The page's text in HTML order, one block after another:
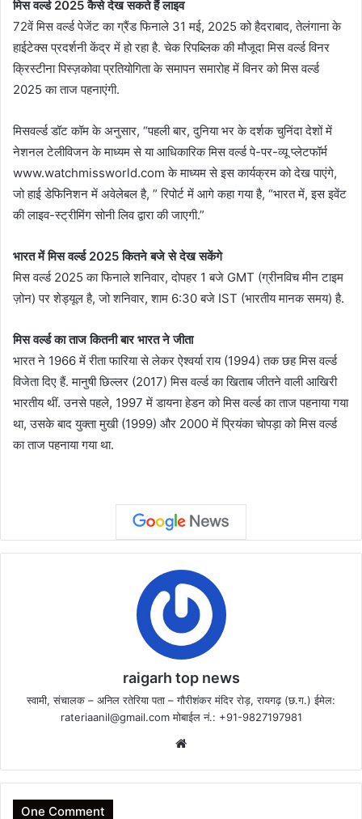
मिस वर्ल्ड 2025 कैसे देख सकते हैं लाइव
72वें मिस वर्ल्ड पेजेंट का ग्रैंड फिनाले 31 मई, 2025 को हैदराबाद, तेलंगाना के
हाईटेक्स प्रदर्शनी केंद्र में हो रहा है. चेक रिपब्लिक की मौजूदा मिस वर्ल्ड विनर
क्रिस्टीना पिस्ज़कोवा प्रतियोगिता के समापन समारोह में विनर को मिस वर्ल्ड
2025 का ताज पहनाएंगी.
मिसवर्ल्ड डॉट कॉम के अनुसार, “पहली बार, दुनिया भर के दर्शक चुनिंदा देशों में
नेशनल टेलीविजन के माध्यम से या आधिकारिक मिस वर्ल्ड पे-पर-व्यू प्लेटफॉर्म
www.watchmissworld.com के माध्यम से इस कार्यक्रम को देख पाएंगे,
जो हाई डेफिनिशन में अवेलेबल है, ” रिपोर्ट में आगे कहा गया है, “भारत में, इस इवेंट
की लाइव-स्ट्रीमिंग सोनी लिव द्वारा की जाएगी.”
भारत में मिस वर्ल्ड 2025 कितने बजे से देख सकेंगे
मिस वर्ल्ड 2025 का फिनाले शनिवार, दोपहर 1 बजे GMT (ग्रीनविच मीन टाइम
ज़ोन) पर शेड्यूल है, जो शनिवार, शाम 6:30 बजे IST (भारतीय मानक समय) है.
मिस वर्ल्ड का ताज कितनी बार भारत ने जीता
भारत ने 1966 में रीता फारिया से लेकर ऐश्वर्या राय (1994) तक छह मिस वर्ल्ड
विजेता दिए हैं. मानुषी छिल्लर (2017) मिस वर्ल्ड का खिताब जीतने वाली आखिरी
भारतीय थीं. उनसे पहले, 1997 में डायना हेडन को मिस वर्ल्ड का ताज पहनाया गया
था, उसके बाद युक्ता मुखी (1999) और 2000 में प्रियंका चोपड़ा को मिस वर्ल्ड
का ताज पहनाया गया था.
raigarh top news
स्वामी, संचालक – अनिल रतेरिया पता – गौरीशंकर मंदिर रोड़, रायगढ़ (छ.ग.) ईमेल:
rateriaanil@gmail.comमोबाईल नं.: +91-9827197981
One Comment